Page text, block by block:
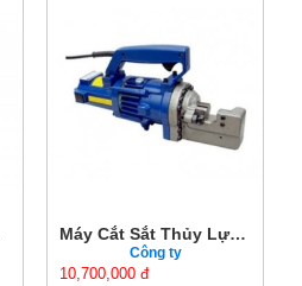
Máy Cắt Sắt Thủy Lực RC25 Chính Hãng Giá Tốt | Cắt Thép Ø25
Công ty
10,700,000 đ